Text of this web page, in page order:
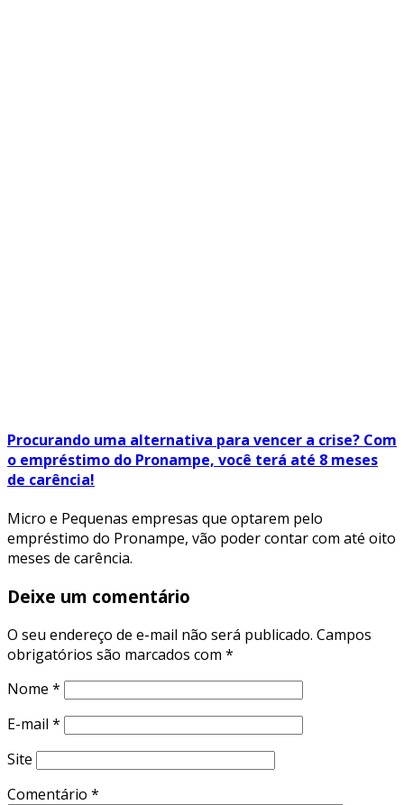
Procurando uma alternativa para vencer a crise? Com
o empréstimo do Pronampe, você terá até 8 meses
de carência!
Micro e Pequenas empresas que optarem pelo
empréstimo do Pronampe, vão poder contar com até oito
meses de carência.
Deixe um comentário
O seu endereço de e-mail não será publicado. Campos
obrigatórios são marcados com *
Nome *
E-mail *
Site
Comentário *